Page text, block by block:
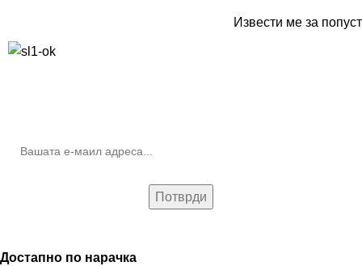
Извести ме за попуст
Достапно по нарачка